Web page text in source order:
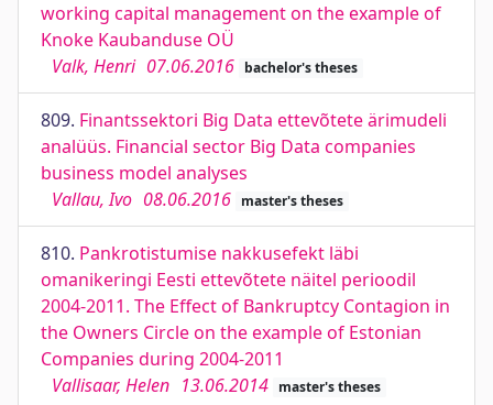
working capital management on the example of
Knoke Kaubanduse OÜ
Valk, Henri 07.06.2016 bachelor's theses
809. Finantssektori Big Data ettevõtete ärimudeli
analüüs. Financial sector Big Data companies
business model analyses
Vallau, Ivo 08.06.2016 master's theses
810. Pankrotistumise nakkusefekt läbi
omanikeringi Eesti ettevõtete näitel perioodil
2004-2011. The Effect of Bankruptcy Contagion in
the Owners Circle on the example of Estonian
Companies during 2004-2011
Vallisaar, Helen 13.06.2014 master's theses